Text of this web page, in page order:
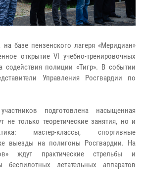
на базе пензенского лагеря «Меридиан»
открытие VI учебно-тренировочных
содействия полиции «Тигр». В событии
Управления Росгвардии по
подготовлена насыщенная
не только теоретические занятия, но и
мастер-классы, спортивные
выезды на полигоны Росгвардии. На
ждут практические стрельбы и
беспилотных летательных аппаратов